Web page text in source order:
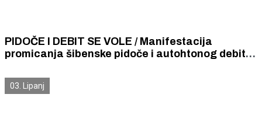
PIDOČE I DEBIT SE VOLE / Manifestacija
promicanja šibenske pidoče i autohtonog debita
03. Lipanj